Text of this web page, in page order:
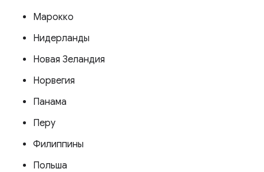
Марокко
Нидерланды
Новая Зеландия
Норвегия
Панама
Перу
Филиппины
Польша